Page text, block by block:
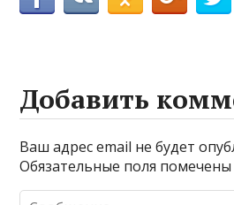
Добавить
Ваш адрес email не будет
Обязательные поля